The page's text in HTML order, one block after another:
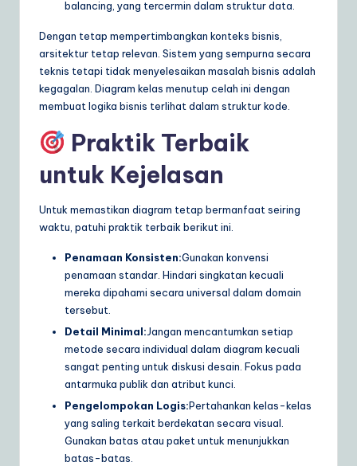
balancing, yang tercermin dalam struktur data.
Dengan tetap mempertimbangkan konteks bisnis,
arsitektur tetap relevan. Sistem yang sempurna secara
teknis tetapi tidak menyelesaikan masalah bisnis adalah
kegagalan. Diagram kelas menutup celah ini dengan
membuat logika bisnis terlihat dalam struktur kode.
Praktik Terbaik
untuk Kejelasan
Untuk memastikan diagram tetap bermanfaat seiring
waktu, patuhi praktik terbaik berikut ini.
Penamaan Konsisten:Gunakan konvensi
penamaan standar. Hindari singkatan kecuali
mereka dipahami secara universal dalam domain
tersebut.
Detail Minimal:Jangan mencantumkan setiap
metode secara individual dalam diagram kecuali
sangat penting untuk diskusi desain. Fokus pada
antarmuka publik dan atribut kunci.
Pengelompokan Logis:Pertahankan kelas-kelas
yang saling terkait berdekatan secara visual.
Gunakan batas atau paket untuk menunjukkan
batas-batas.